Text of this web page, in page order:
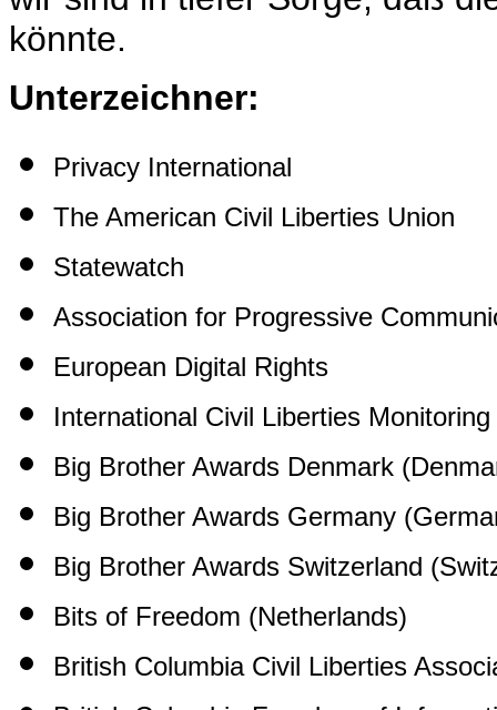
könnte.
Unterzeichner:
Privacy International
The American Civil Liberties Union
Statewatch
Association for Progressive
European Digital Rights
International Civil Liberties
Big Brother Awards Denmark
Big Brother Awards Germany
Big Brother Awards Switzerland
Bits of Freedom (Netherlands)
British Columbia Civil Liberties